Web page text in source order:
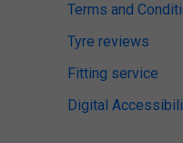
Terms and
Tyre reviews
Fitting service
Digital